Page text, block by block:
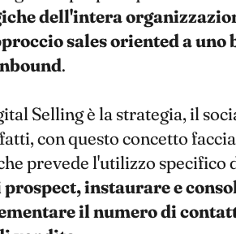
dell'intera
sales oriented a uno
.
Selling è la strategia, il
con questo concetto
prevede l'utilizzo specifico
instaurare e
il numero di